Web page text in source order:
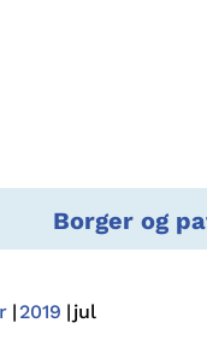
Borger og
2019 jul